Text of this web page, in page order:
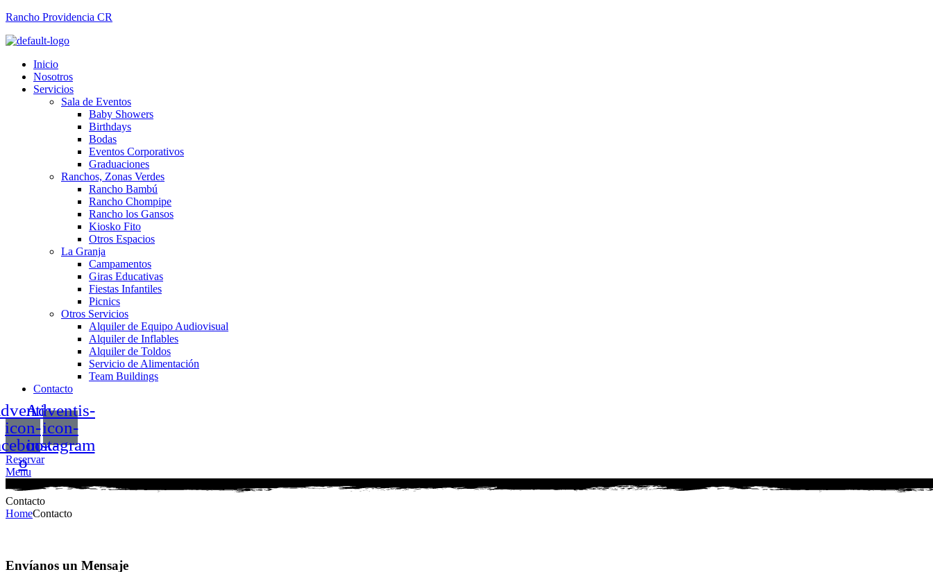
Rancho Providencia CR
Inicio
Nosotros
Servicios
Sala de Eventos
Baby Showers
Birthdays
Bodas
Eventos Corporativos
Graduaciones
Ranchos, Zonas Verdes
Rancho Bambú
Rancho Chompipe
Rancho los Gansos
Kiosko Fito
Otros Espacios
La Granja
Campamentos
Giras Educativas
Fiestas Infantiles
Picnics
Otros Servicios
Alquiler de Equipo Audiovisual
Alquiler de Inflables
Alquiler de Toldos
Servicio de Alimentación
Team Buildings
Contacto
icon-
o
Adventis-
icon-
instagram
Reservar
Menu
Contacto
HomeContacto
Envíanos un Mensaje